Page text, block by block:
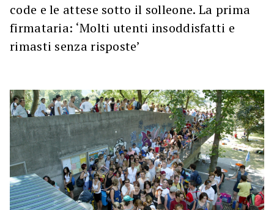
code e le attese sotto il solleone. La prima
firmataria: ‘Molti utenti insoddisfatti e
rimasti senza risposte’